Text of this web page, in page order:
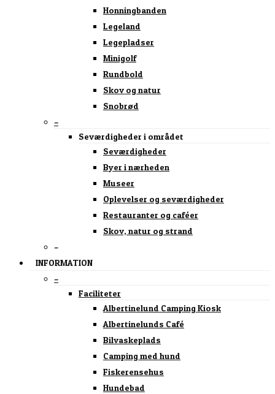
Honningbanden
Legeland
Legepladser
Minigolf
Rundbold
Skov og natur
Snobrød
–
Seværdigheder i området
Seværdigheder
Byer i nærheden
Museer
Oplevelser og seværdigheder
Restauranter og caféer
Skov, natur og strand
–
INFORMATION
–
Faciliteter
Albertinelund Camping Kiosk
Albertinelunds Café
Bilvaskeplads
Camping med hund
Fiskerensehus
Hundebad